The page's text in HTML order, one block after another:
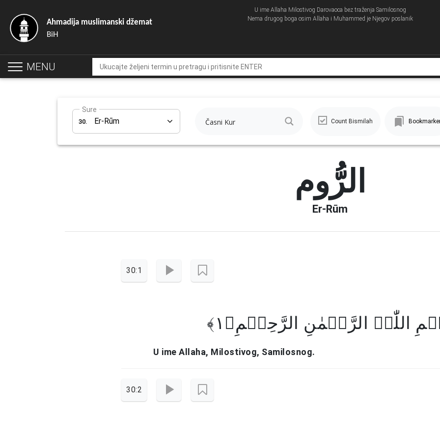
U ime Allaha Milostivog Darovaoca bez traženja Samilosnog
Nema drugog boga osim Allaha i Muhammed je Njegov poslanik
Ahmadija muslimanski džemat
BiH
MENU
Sure
30. Er-Rūm Count Bismilah
الرُّوم
Er-Rūm
30:1
اللّٰہِ الرَّحۡمٰنِ الرَّحِیۡمِ﴿۱﴾
U ime Allaha, Milostivog, Samilosnog.
30:2